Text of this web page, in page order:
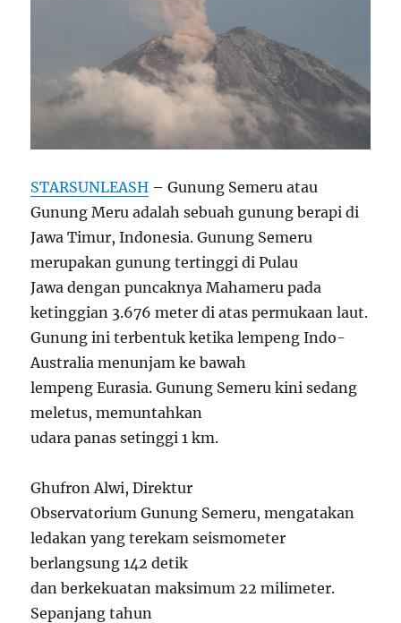
STARSUNLEASH – Gunung Semeru atau
Gunung Meru adalah sebuah gunung berapi di
Jawa Timur, Indonesia. Gunung Semeru
merupakan gunung tertinggi di Pulau
Jawa dengan puncaknya Mahameru pada
ketinggian 3.676 meter di atas permukaan laut.
Gunung ini terbentuk ketika lempeng Indo-
Australia menunjam ke bawah
lempeng Eurasia. Gunung Semeru kini sedang
meletus, memuntahkan
udara panas setinggi 1 km.
Ghufron Alwi, Direktur
Observatorium Gunung Semeru, mengatakan
ledakan yang terekam seismometer
berlangsung 142 detik
dan berkekuatan maksimum 22 milimeter.
Sepanjang tahun